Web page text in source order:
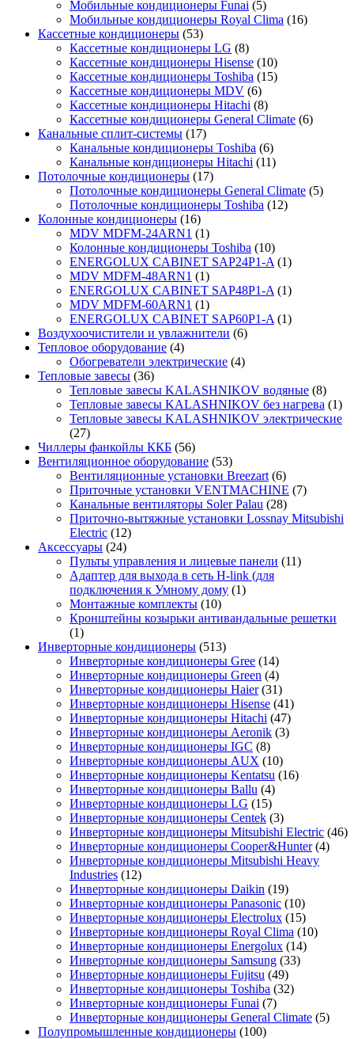
Мобильные кондиционеры Funai (5)
Мобильные кондиционеры Royal Clima (16)
Кассетные кондиционеры (53)
Кассетные кондиционеры LG (8)
Кассетные кондиционеры Hisense (10)
Кассетные кондиционеры Toshiba (15)
Кассетные кондиционеры MDV (6)
Кассетные кондиционеры Hitachi (8)
Кассетные кондиционеры General Climate (6)
Канальные сплит-системы (17)
Канальные кондиционеры Toshiba (6)
Канальные кондиционеры Hitachi (11)
Потолочные кондиционеры (17)
Потолочные кондиционеры General Climate (5)
Потолочные кондиционеры Toshiba (12)
Колонные кондиционеры (16)
MDV MDFM-24ARN1 (1)
Колонные кондиционеры Toshiba (10)
ENERGOLUX CABINET SAP24P1-A (1)
MDV MDFM-48ARN1 (1)
ENERGOLUX CABINET SAP48P1-A (1)
MDV MDFM-60ARN1 (1)
ENERGOLUX CABINET SAP60P1-A (1)
Воздухоочистители и увлажнители (6)
Тепловое оборудование (4)
Обогреватели электрические (4)
Тепловые завесы (36)
Тепловые завесы KALASHNIKOV водяные (8)
Тепловые завесы KALASHNIKOV без нагрева (1)
Тепловые завесы KALASHNIKOV электрические
(27)
Чиллеры фанкойлы ККБ (56)
Вентиляционное оборудование (53)
Вентиляционные установки Breezart (6)
Приточные установки VENTMACHINE (7)
Канальные вентиляторы Soler Palau (28)
Приточно-вытяжные установки Lossnay Mitsubishi
Electric (12)
Аксессуары (24)
Пульты управления и лицевые панели (11)
Адаптер для выхода в сеть H-link (для
подключения к Умному дому (1)
Монтажные комплекты (10)
Кронштейны козырьки антивандальные решетки
(1)
Инверторные кондиционеры (513)
Инверторные кондиционеры Gree (14)
Инверторные кондиционеры Green (4)
Инверторные кондиционеры Haier (31)
Инверторные кондиционеры Hisense (41)
Инверторные кондиционеры Hitachi (47)
Инверторные кондиционеры Aeronik (3)
Инверторные кондиционеры IGC (8)
Инверторные кондиционеры AUX (10)
Инверторные кондиционеры Kentatsu (16)
Инверторные кондиционеры Ballu (4)
Инверторные кондиционеры LG (15)
Инверторные кондиционеры Centek (3)
Инверторные кондиционеры Mitsubishi Electric (46)
Инверторные кондиционеры Cooper&Hunter (4)
Инверторные кондиционеры Mitsubishi Heavy
Industries (12)
Инверторные кондиционеры Daikin (19)
Инверторные кондиционеры Panasonic (10)
Инверторные кондиционеры Electrolux (15)
Инверторные кондиционеры Royal Clima (10)
Инверторные кондиционеры Energolux (14)
Инверторные кондиционеры Samsung (33)
Инверторные кондиционеры Fujitsu (49)
Инверторные кондиционеры Toshiba (32)
Инверторные кондиционеры Funai (7)
Инверторные кондиционеры General Climate (5)
Полупромышленные кондиционеры (100)